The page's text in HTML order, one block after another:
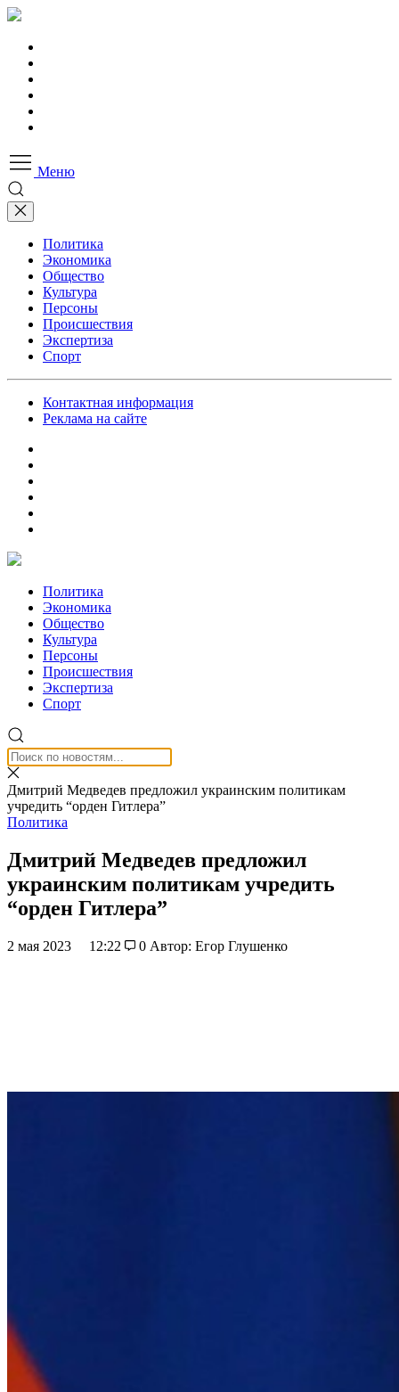
Меню
Политика
Экономика
Общество
Культура
Персоны
Происшествия
Экспертиза
Спорт
Контактная информация
Реклама на сайте
Политика
Экономика
Общество
Культура
Персоны
Происшествия
Экспертиза
Спорт
Дмитрий Медведев предложил украинским политикам
учредить “орден Гитлера”
Политика
Дмитрий Медведев предложил
украинским политикам учредить
“орден Гитлера”
2 мая 2023 12:22 0 Автор: Егор Глушенко